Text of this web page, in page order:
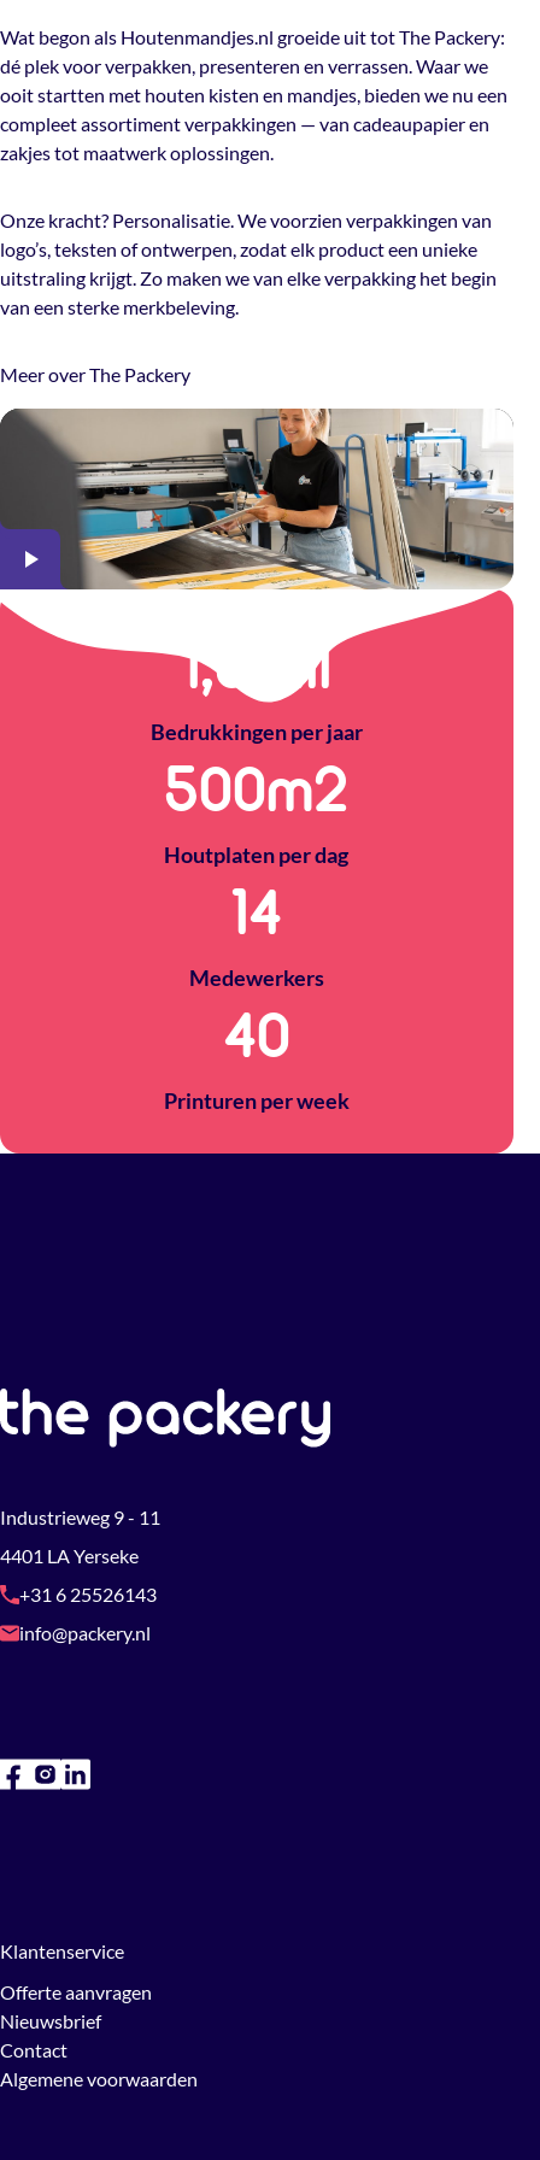
Wat begon als Houtenmandjes.nl groeide uit tot The Packery:
dé plek voor verpakken, presenteren en verrassen. Waar we
ooit startten met houten kisten en mandjes, bieden we nu een
compleet assortiment verpakkingen — van cadeaupapier en
zakjes tot maatwerk oplossingen.
Onze kracht? Personalisatie. We voorzien verpakkingen van
logo’s, teksten of ontwerpen, zodat elk product een unieke
uitstraling krijgt. Zo maken we van elke verpakking het begin
van een sterke merkbeleving.
Meer over The Packery
1,5 Mil
Bedrukkingen per jaar
500m2
Houtplaten per dag
14
Medewerkers
40
Printuren per week
Industrieweg 9 - 11
4401 LA Yerseke
+31 6 25526143
info@packery.nl
Klantenservice
Offerte aanvragen
Nieuwsbrief
Contact
Algemene voorwaarden